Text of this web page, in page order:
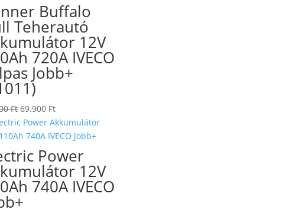
Buffalo
Teherautó
12V
720A IVECO
Jobb+
Ft Original
price
was:
72.900 Ft.
69.900 FtCurrent
price
is:
Power
12V
740A IVECO